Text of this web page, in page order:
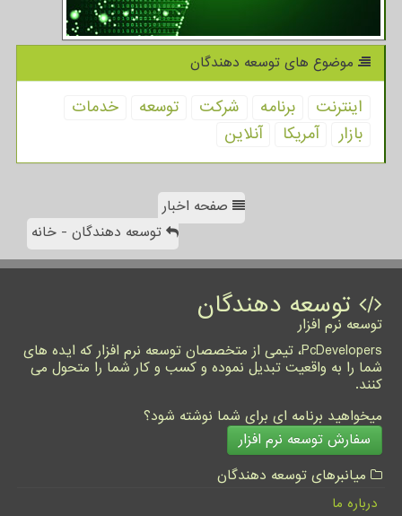
موضوع های توسعه دهندگان
اینترنت برنامه شركت توسعه
خدمات
بازار
آمریكا آنلاین
صفحه اخبار
توسعه دهندگان - خانه
توسعه دهندگان
توسعه نرم افزار
PcDevelopers، تیمی از متخصصان توسعه نرم افزار که ایده های
شما را به واقعیت تبدیل نموده و کسب و کار شما را متحول می
کنند.
میخواهید برنامه ای برای شما نوشته شود؟
سفارش توسعه نرم افزار
میانبرهای توسعه دهندگان
درباره ما